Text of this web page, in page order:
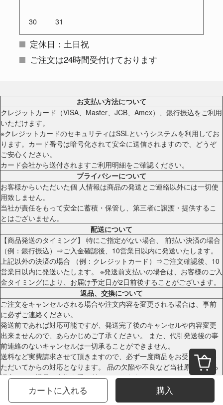
カートに入れる 購入
30 31
定休日：土日祝
ご注文は24時間受付けております
お支払い方法について
クレジットカード（VISA、Master、JCB、Amex）、銀行振込をご利用
いただけます。
※クレジットカードのセキュリティはSSLというシステムを利用してお
ります。カード番号は暗号化されて安全に送信されますので、どうぞ
ご安心ください。
カード会社から送付されますご利用明細をご確認ください。
プライバシーについて
お客様からいただいた個 人情報は商品の発送とご連絡以外には一切使
用致しません。
当社が責任をもって安全に蓄積・保管し、第三者に譲渡・提供するこ
とはございません。
配送について
【商品発送のタイミング】 特にご指定がない場合、 前払い決済の場合
（例：銀行振込）⇒ご入金確認後、10営業日以内に発送いたします。
上記以外の決済の場合 （例：クレジットカード）⇒ご注文確認後、10
営業日以内に発送いたします。 ※発送前支払いの場合は、お客様のご入
金タイミングにより、お届け予定日が2日前後することがございます。
返品、交換について
ご注文をキャンセルされる場合や注文内容を変更される場合は、事前
に必ずご連絡ください。
発送前であれば対応可能ですが、発送完了後のキャンセルや内容変更
出来ませんので、あらかじめご了承ください。 また、代引発送後の事
前連絡のないキャンセルは一切承ることができません。
送料など実費請求させて頂きますので、必ず一度商品をお受け取りい
ただいてからの対応となります。 品の欠陥や不良など当社原因による
場合のみ、返品・交換を受け付けております。
お客様サポート窓口
kocurtain@yahoo.co.jp